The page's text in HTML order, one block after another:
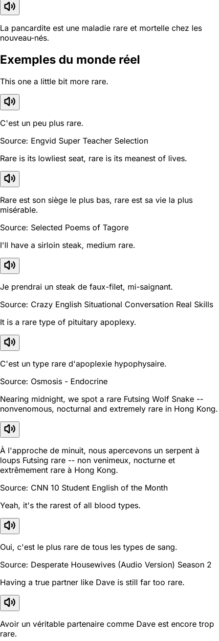
La pancardite est une maladie rare et mortelle chez les
nouveau-nés.
Exemples du monde réel
This one a little bit more rare.
C'est un peu plus rare.
Source: Engvid Super Teacher Selection
Rare is its lowliest seat, rare is its meanest of lives.
Rare est son siège le plus bas, rare est sa vie la plus
misérable.
Source: Selected Poems of Tagore
I'll have a sirloin steak, medium rare.
Je prendrai un steak de faux-filet, mi-saignant.
Source: Crazy English Situational Conversation Real Skills
It is a rare type of pituitary apoplexy.
C'est un type rare d'apoplexie hypophysaire.
Source: Osmosis - Endocrine
Nearing midnight, we spot a rare Futsing Wolf Snake --
nonvenomous, nocturnal and extremely rare in Hong Kong.
À l'approche de minuit, nous apercevons un serpent à
loups Futsing rare -- non venimeux, nocturne et
extrêmement rare à Hong Kong.
Source: CNN 10 Student English of the Month
Yeah, it's the rarest of all blood types.
Oui, c'est le plus rare de tous les types de sang.
Source: Desperate Housewives (Audio Version) Season 2
Having a true partner like Dave is still far too rare.
Avoir un véritable partenaire comme Dave est encore trop
rare.